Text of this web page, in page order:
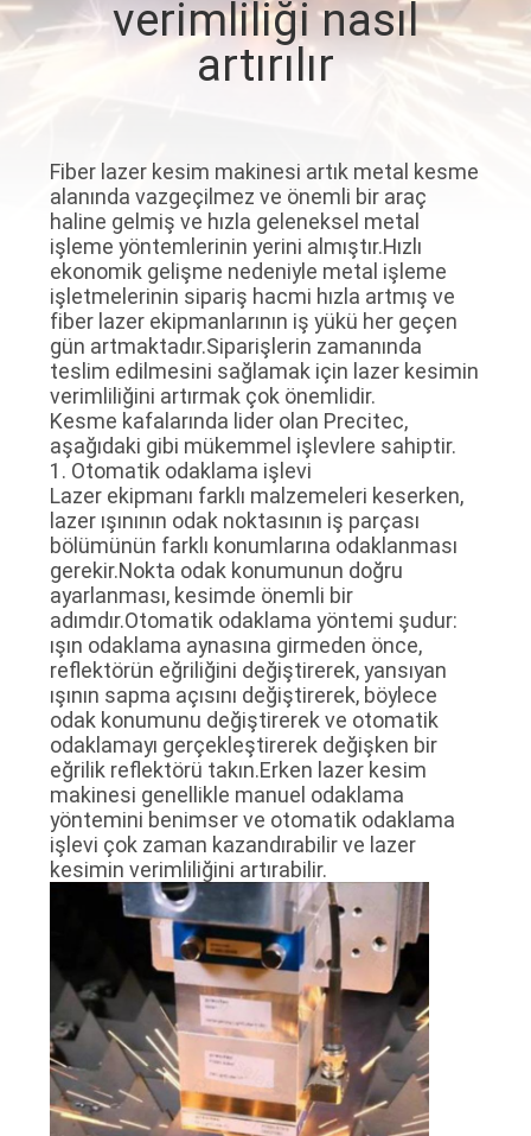
TURU
BIZE
ULAŞIN
TEKLIF
ISTEĞI
РУССКИЙ
САЙТ
SITE
HARITASI
PRIVACY
POLICY
verimliliği nasıl
artırılır
Fiber lazer kesim makinesi artık metal kesme
alanında vazgeçilmez ve önemli bir araç
haline gelmiş ve hızla geleneksel metal
işleme yöntemlerinin yerini almıştır.Hızlı
ekonomik gelişme nedeniyle metal işleme
işletmelerinin sipariş hacmi hızla artmış ve
fiber lazer ekipmanlarının iş yükü her geçen
gün artmaktadır.Siparişlerin zamanında
teslim edilmesini sağlamak için lazer kesimin
verimliliğini artırmak çok önemlidir.
Kesme kafalarında lider olan Precitec,
aşağıdaki gibi mükemmel işlevlere sahiptir.
1. Otomatik odaklama işlevi
Lazer ekipmanı farklı malzemeleri keserken,
lazer ışınının odak noktasının iş parçası
bölümünün farklı konumlarına odaklanması
gerekir.Nokta odak konumunun doğru
ayarlanması, kesimde önemli bir
adımdır.Otomatik odaklama yöntemi şudur:
ışın odaklama aynasına girmeden önce,
reflektörün eğriliğini değiştirerek, yansıyan
ışının sapma açısını değiştirerek, böylece
odak konumunu değiştirerek ve otomatik
odaklamayı gerçekleştirerek değişken bir
eğrilik reflektörü takın.Erken lazer kesim
makinesi genellikle manuel odaklama
yöntemini benimser ve otomatik odaklama
işlevi çok zaman kazandırabilir ve lazer
kesimin verimliliğini artırabilir.